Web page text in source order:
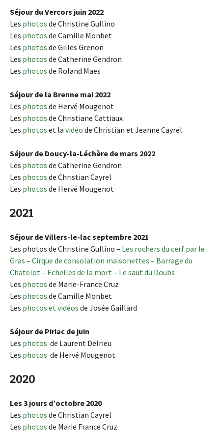
Séjour du Vercors juin 2022
Les photos de Christine Gullino
Les photos de Camille Monbet
Les photos de Gilles Grenon
Les photos de Catherine Gendron
Les photos de Roland Maes
Séjour de la Brenne mai 2022
Les photos de Hervé Mougenot
Les photos de Christiane Cattiaux
Les photos et la vidéo de Christian et Jeanne Cayrel
Séjour de Doucy-la-Léchère de mars 2022
Les photos de Catherine Gendron
Les photos de Christian Cayrel
Les photos de Hervé Mougenot
2021
Séjour de Villers-le-lac septembre 2021
Les photos de Christine Gullino – Les rochers du cerf par le
Gras – Cirque de consolation maisonettes – Barrage du
Chatelot– Echelles de la mort– Le saut du Doubs
Les photos de Marie-France Cruz
Les photos de Camille Monbet
Les photos et vidéos de Josée Gaillard
Séjour de Piriac de juin
Les photos de Laurent Delrieu
Les photos de Hervé Mougenot
2020
Les 3 jours d’octobre 2020
Les photos de Christian Cayrel
Les photos de Marie France Cruz